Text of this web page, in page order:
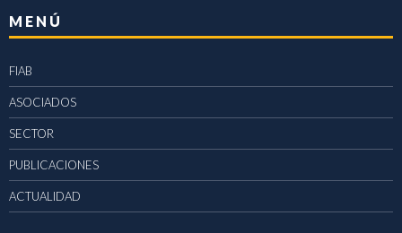
MENÚ
FIAB
ASOCIADOS
SECTOR
PUBLICACIONES
ACTUALIDAD